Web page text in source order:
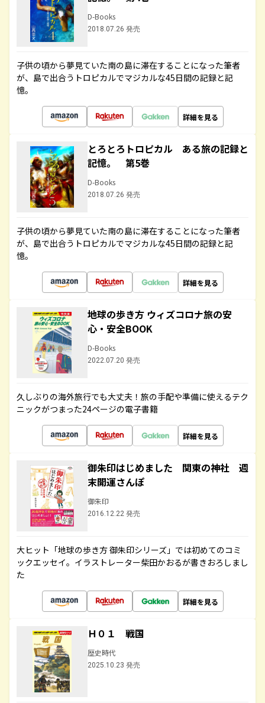
D-Books
2018.07.26 発売
子供の頃から夢見ていた南の島に滞在することになった筆者
が、島で出合うトロピカルでマジカルな45日間の記録と記
憶。
詳細を見る
とろとろトロピカル ある旅の記録と
記憶。 第5巻
D-Books
2018.07.26 発売
子供の頃から夢見ていた南の島に滞在することになった筆者
が、島で出合うトロピカルでマジカルな45日間の記録と記
憶。
詳細を見る
地球の歩き方 ウィズコロナ旅の安
心・安全BOOK
D-Books
2022.07.20 発売
久しぶりの海外旅行でも大丈夫！旅の手配や準備に使えるテク
ニックがつまった24ページの電子書籍
詳細を見る
御朱印はじめました 関東の神社 週
末開運さんぽ
御朱印
2016.12.22 発売
大ヒット「地球の歩き方 御朱印シリーズ」では初めてのコミ
ックエッセイ。イラストレーター柴田かおるが書きおろしまし
た
詳細を見る
Ｈ０１ 戦国
歴史時代
2025.10.23 発売